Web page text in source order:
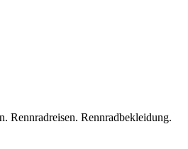
Rennradreisen. Rennradbekleidung.